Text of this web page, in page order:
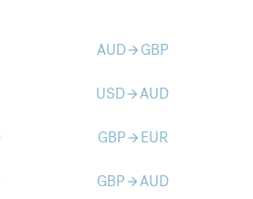
AUDarrow_forward GBP
USDarrow_forwardAUD
GBParrow_forward EUR
GBParrow_forwardAUD